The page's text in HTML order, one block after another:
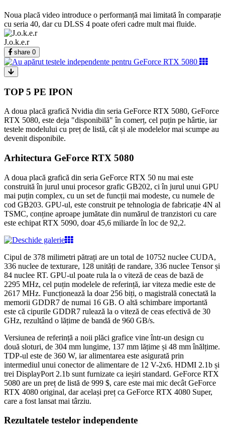
Noua placă video introduce o performanță mai limitată în comparație
cu seria 40, dar cu DLSS 4 poate oferi cadre mult mai fluide.
J.o.k.e.r
share 0
TOP 5 PE IPON
A doua placă grafică Nvidia din seria GeForce RTX 5080, GeForce
RTX 5080, este deja "disponibilă" în comerț, cel puțin pe hârtie, iar
testele modelului cu preț de listă, cât și ale modelelor mai scumpe au
devenit disponibile.
Arhitectura GeForce RTX 5080
A doua placă grafică din seria GeForce RTX 50 nu mai este
construită în jurul unui procesor grafic GB202, ci în jurul unui GPU
mai puțin complex, cu un set de funcții mai modeste, cu numele de
cod GB203. GPU-ul, este construit pe tehnologia de fabricație 4N al
TSMC, conține aproape jumătate din numărul de tranzistori cu care
este echipat RTX 5090, doar 45,6 miliarde în loc de 92,2.
Cipul de 378 milimetri pătrați are un total de 10752 nuclee CUDA,
336 nuclee de texturare, 128 unități de randare, 336 nuclee Tensor și
84 nuclee RT. GPU-ul poate rula la o viteză de ceas de bază de
2295 MHz, cel puțin modelele de referință, iar viteza medie este de
2617 MHz. Funcționează la doar 256 biți, o magistrală conectată la
memorii GDDR7 de numai 16 GB. O altă schimbare importantă
este că cipurile GDDR7 rulează la o viteză de ceas efectivă de 30
GHz, rezultând o lățime de bandă de 960 GB/s.
Versiunea de referință a noii plăci grafice vine într-un design cu
două sloturi, de 304 mm lungime, 137 mm lățime și 48 mm înălțime.
TDP-ul este de 360 W, iar alimentarea este asigurată prin
intermediul unui conector de alimentare de 12 V-2x6. HDMI 2.1b și
trei DisplayPort 2.1b sunt furnizate ca ieșiri standard. GeForce RTX
5080 are un preț de listă de 999 $, care este mai mic decât GeForce
RTX 4080 original, dar același preț ca GeForce RTX 4080 Super,
care a fost lansat mai târziu.
Rezultatele testelor independente